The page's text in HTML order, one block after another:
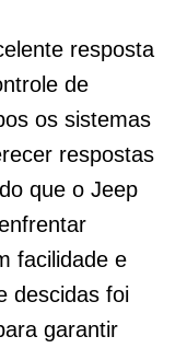
resposta
de
os sistemas
respostas
que o Jeep
facilidade e
descidas foi
garantir